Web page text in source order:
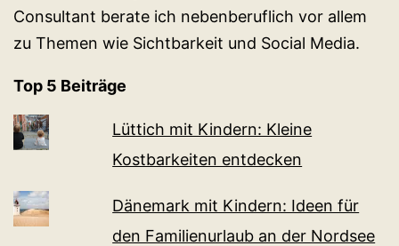
Consultant berate ich nebenberuflich vor allem
zu Themen wie Sichtbarkeit und Social Media.
Top 5 Beiträge
Lüttich mit Kindern: Kleine
Kostbarkeiten entdecken
Dänemark mit Kindern: Ideen für
den Familienurlaub an der Nordsee